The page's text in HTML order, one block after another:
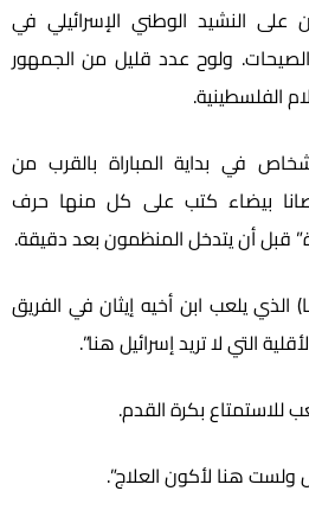
النشيد الوطني الإسرائيلي في
ولوح عدد قليل من الجمهور
الفلسطينية.
في بداية المباراة بالقرب من
بيضاء كتب على كل منها حرف
أن يتدخل المنظمون بعد دقيقة.
ليفي (50 عاما) الذي يلعب ابن أخيه إيثان في الفريق
التي لا تريد إسرائيل هنا”.
بكرة القدم.
هنا لأكون العلاج”.